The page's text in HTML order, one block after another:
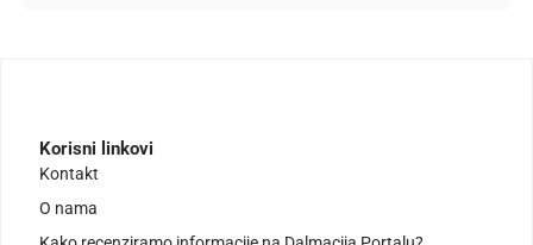
Korisni linkovi
Kontakt
O nama